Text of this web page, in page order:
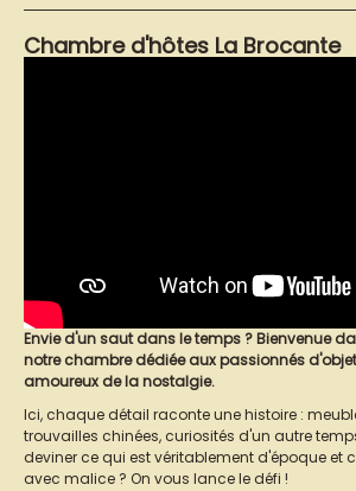
Chambre d'hôtes La Brocante
Envie d'un saut dans le temps ? Bienvenue
notre chambre dédiée aux passionnés
amoureux de la nostalgie.
Ici, chaque détail raconte une histoire :
trouvailles chinées, curiosités d'un autre
deviner ce qui est véritablement d'époque et
avec malice ? On vous lance le défi !